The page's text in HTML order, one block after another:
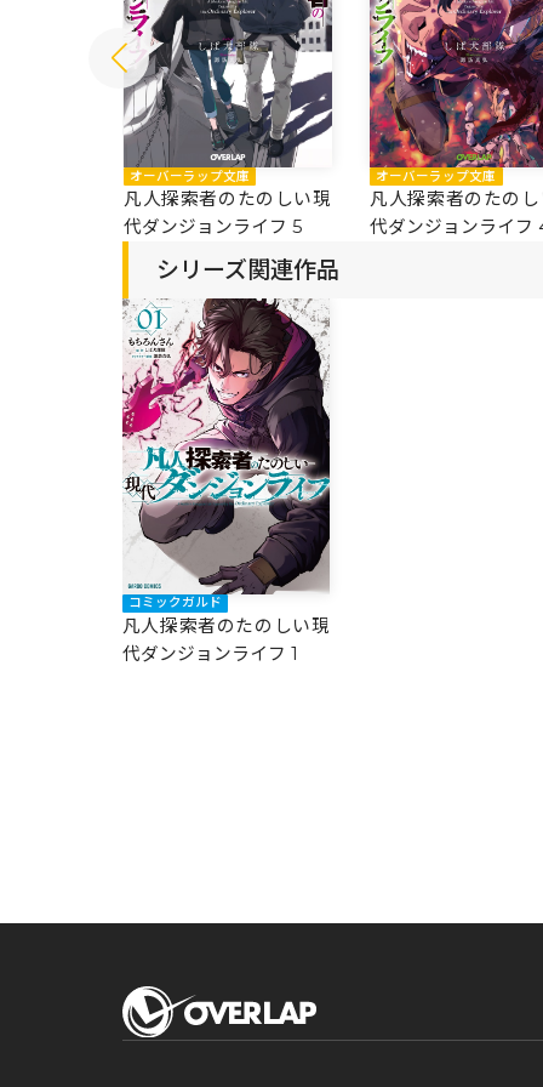
オーバーラップ文庫
凡人探索者のたのしい現
代ダンジョンライフ 5
オーバーラップ文庫
凡人探索者のたの
代ダンジョンライフ
シリーズ関連作品
コミックガルド
凡人探索者のたのしい現
代ダンジョンライフ 1